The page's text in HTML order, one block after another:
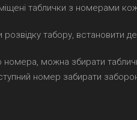
таблички з номерами
табору, встановити
номера, можна збирати
номер забирати